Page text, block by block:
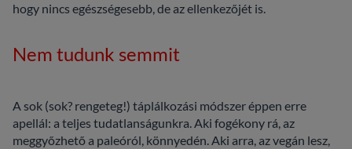
hogy nincs egészségesebb, de az ellenkezőjét is.
Nem tudunk semmit
A sok (sok? rengeteg!) táplálkozási módszer éppen erre
apellál: a teljes tudatlanságunkra. Aki fogékony rá, az
meggyőzhető a paleóról, könnyedén. Aki arra, az vegán lesz,